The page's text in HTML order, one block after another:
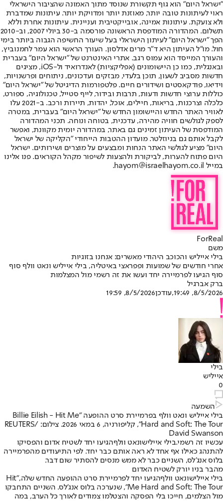
"ישראל היום" הוא גוף תקשורת שנוסד מתוך האמונה שהציבור הישראלי
ראוי לעיתונות טובה יותר, מאוזנת יותר ומדויקת יותר. עיתונות שמדברת
ולא צועקת. עיתונות אמינה, אובייקטיבית ועניינית. עיתונות אחרת וללא
תשלום. המהדורה המודפסת הראשונה פורסמה ב-30 ביולי 2007, וב-2010
הפך "ישראל היום" לעיתון הישראלי בעל שיעור החשיפה הגבוה ביותר בימי
חול. מו"ל העיתון היא ד"ר מרים אדלסון. העורך הראשי הוא עמר לחמנוביץ,
והעורך המייסד הוא עמוס רגב. אתרי האינטרנט של "ישראל היום" בעברית
ובאנגלית, כמו כן היישומונים (אפליקציות) לאנדרואיד ול-iOS, מציגים
חדשות מסביב לשעון, תוכן בלעדי, מבזקים ועדכונים, ניתוחים ופרשנויות,
וידיאו, פודקאסטים ושידורים חיים. פלטפורמות הדיגיטל של "ישראל היום"
כוללות ערוצי חדשות ודעות, תרבות ובידור, לייף סטייל, טכנולוגיה, ספורט,
כלכלה וצרכנות, בריאות, חיילים, אוכל, יהדות, תיירות ורכב. ב-2021 עלו
לאוויר האתר החדש והיישומון החדש של "ישראל היום" בעברית, במטרה
לספק לגולשים חוויה מהירה, עדכנית, בטוחה ונוחה. תכני המהדורה
המודפסת של העיתון זמינים גם באתר, במהדורה יומית מקוונת, ואפשר
לקבל אותם גם בניוזלטר. מועדון ההטבות הייחודי "הקליקה של ישראל
היום" מציע לגולשי האתר הנחות ומבצעים על מוצרים ושירותים. ישראל
היום פתוח להערות, לביקורת ולהצעות לשיפור מקהל הקוראים. פנו אלינו
במייל hayom@israelhayom.co.il.
ForReal
משם
בילי אייליש והכוכב היהודי מאשרים: אנחנו בזוגיות
אחרי חודשים של שמועות ופפראצי באיטליה, בילי אייליש ונאט וולף סוף
סוף הגיעו לפרמיירה יחד ועשו את זה רשמי מול המצלמות
ברק אברגיל
8/5/2026, 19:49
,עודכן8/5/2026, 19:59
בילי
אייליש
0
השמעה
בילי אייליש ונאט וולף בפרמיירת סרט ההופעה "Billie Eilish - Hit Me
Hard and Soft: The Tour", קליפורניה, 6 במאי 2026. צילום: REUTERS/
David Swanson
עכשיו זה רשמי.בילי איילישונאט וולףהגיעו יחד לשטיח אדום והפסיקו
להתנהג כאילו אף אחד לא ראה אותם כבר יחד. לפי התיעודים מהפרמיירה
בלוס אנג'לס, השניים כבר לא ממש מנסים להסתיר שום דבר.
מהבר בניו יורק לשטיח האדום
בילי איילישונאט וולףהגיעו יחד לפרמיירת סרט ההופעה החדש שלה, "Hit
Me Hard and Soft: The Tour" , שנערכה בלוס אנג'לס. השניים התחבקו
מול הצלמים, חייכו בלי הפסקה והצטלמו צמודים לאורך כל הערב, במה